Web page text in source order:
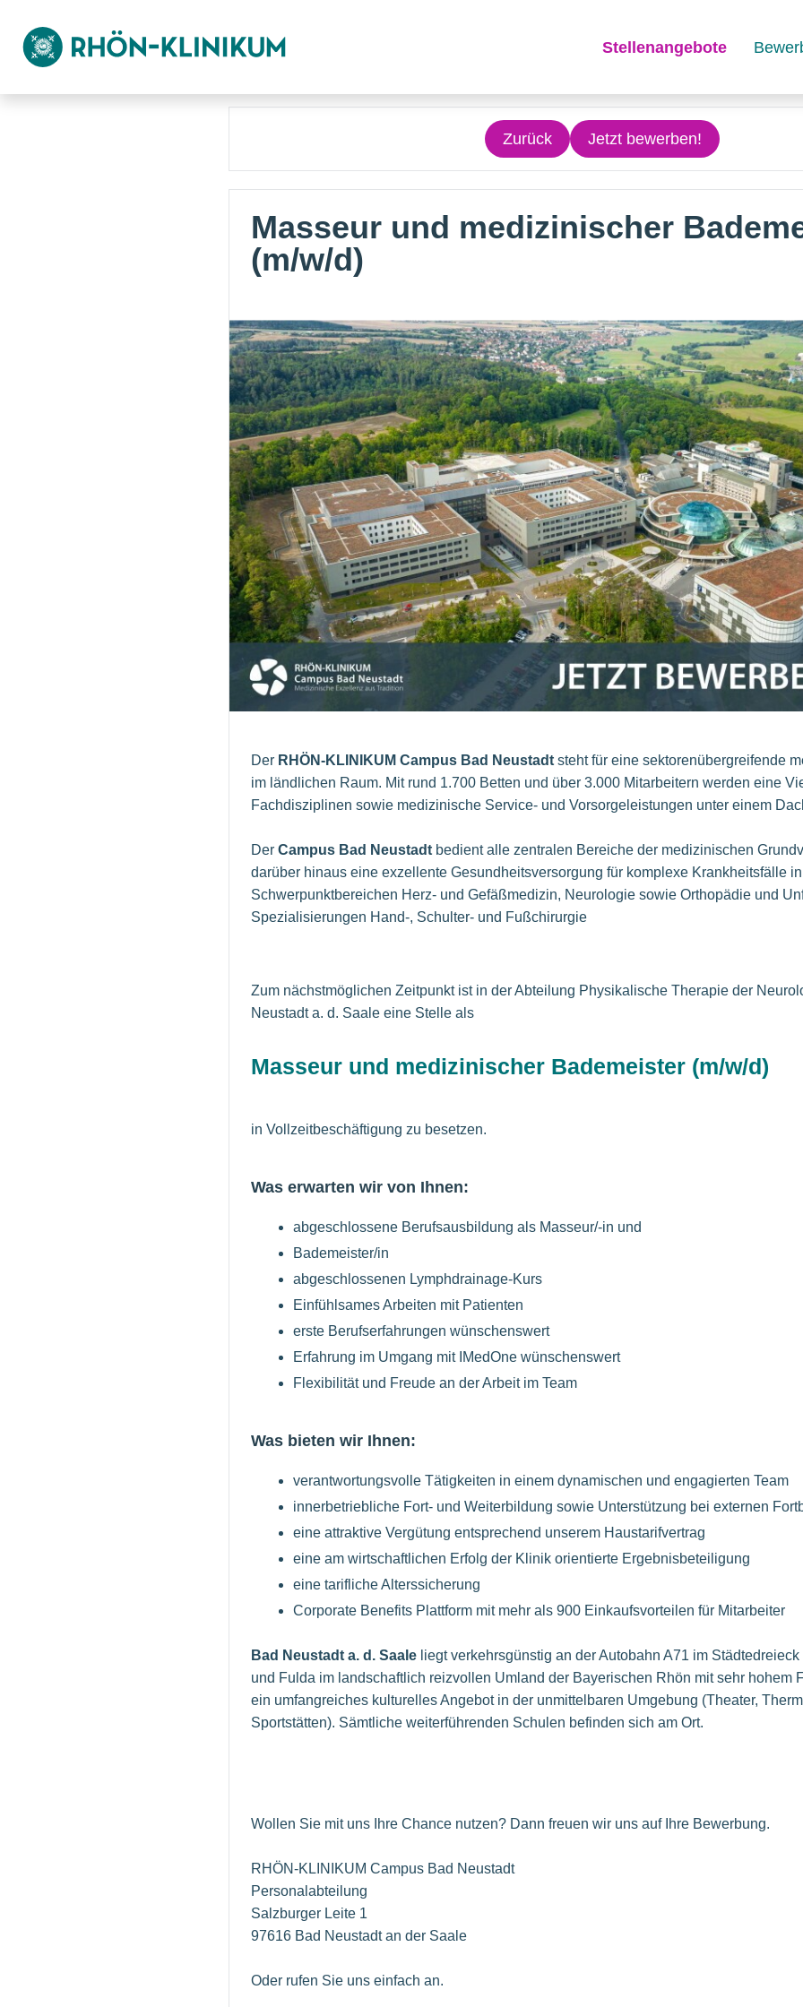
Stellenangebote
Zurück Jetzt bewerben!
Masseur und medizinischer
(m/w/d)
Der RHÖN-KLINIKUM Campus Bad Neustadt steht für eine sektorenübergreifende
im ländlichen Raum. Mit rund 1.700 Betten und über 3.000 Mitarbeitern werden eine
Fachdisziplinen sowie medizinische Service- und Vorsorgeleistungen unter einem
Der Campus Bad Neustadt bedient alle zentralen Bereiche der medizinischen
darüber hinaus eine exzellente Gesundheitsversorgung für komplexe Krankheitsfälle
Schwerpunktbereichen Herz- und Gefäßmedizin, Neurologie sowie Orthopädie und
Spezialisierungen Hand-, Schulter- und Fußchirurgie
Zum nächstmöglichen Zeitpunkt ist in der Abteilung Physikalische Therapie der
Neustadt a. d. Saale eine Stelle als
Masseur und medizinischer Bademeister (m/w/d)
in Vollzeitbeschäftigung zu besetzen.
Was erwarten wir von Ihnen:
abgeschlossene Berufsausbildung als Masseur/-in und
Bademeister/in
abgeschlossenen Lymphdrainage-Kurs
Einfühlsames Arbeiten mit Patienten
erste Berufserfahrungen wünschenswert
Erfahrung im Umgang mit IMedOne wünschenswert
Flexibilität und Freude an der Arbeit im Team
Was bieten wir Ihnen:
verantwortungsvolle Tätigkeiten in einem dynamischen und engagierten Team
innerbetriebliche Fort- und Weiterbildung sowie Unterstützung bei externen
eine attraktive Vergütung entsprechend unserem Haustarifvertrag
eine am wirtschaftlichen Erfolg der Klinik orientierte Ergebnisbeteiligung
eine tarifliche Alterssicherung
Corporate Benefits Plattform mit mehr als 900 Einkaufsvorteilen für Mitarbeiter
Bad Neustadt a. d. Saale liegt verkehrsgünstig an der Autobahn A71 im
und Fulda im landschaftlich reizvollen Umland der Bayerischen Rhön mit sehr hohem
ein umfangreiches kulturelles Angebot in der unmittelbaren Umgebung (Theater,
Sportstätten). Sämtliche weiterführenden Schulen befinden sich am Ort.
Wollen Sie mit uns Ihre Chance nutzen? Dann freuen wir uns auf Ihre Bewerbung.
RHÖN-KLINIKUM Campus Bad Neustadt
Personalabteilung
Salzburger Leite 1
97616 Bad Neustadt an der Saale
Oder rufen Sie uns einfach an.